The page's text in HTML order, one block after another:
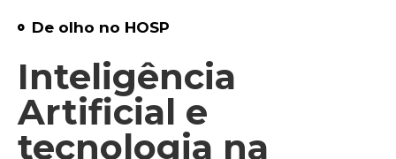
De olho no HOSP
Inteligência
Artificial e
tecnologia na